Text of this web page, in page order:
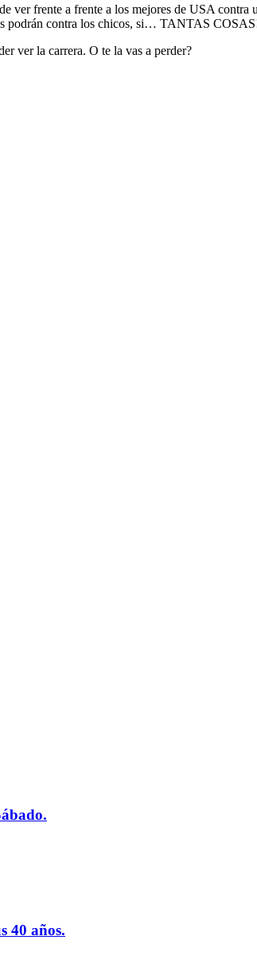
ver frente a frente a los mejores de USA
podrán contra los chicos, si… TANTAS
ver la carrera. O te la vas a perder?
40 años.